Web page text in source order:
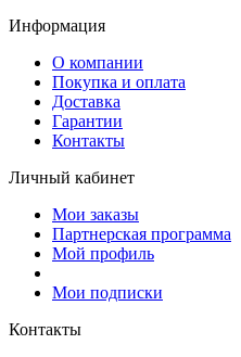
Информация
О компании
Покупка и оплата
Доставка
Гарантии
Контакты
Личный кабинет
Мои заказы
Партнерская программа
Мой профиль
Мои подписки
Контакты